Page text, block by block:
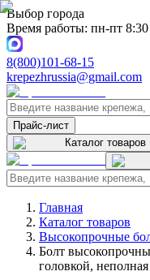
Выбор города
Время работы: пн-пт
8(800)101-68-15
krepezhrussia@gmail.com
Прайс-лист
Каталог товаров
Главная
Каталог товаров
Высокопрочные
Болт
головкой,